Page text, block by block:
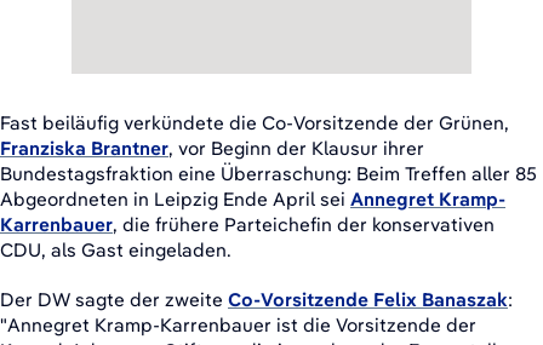
Fast beiläufig verkündete die Co-Vorsitzende der Grünen,
Franziska Brantner, vor Beginn der Klausur ihrer
Bundestagsfraktion eine Überraschung: Beim Treffen aller 85
Abgeordneten in Leipzig Ende April sei Annegret Kramp-
Karrenbauer, die frühere Parteichefin der konservativen
CDU, als Gast eingeladen.
Der DW sagte der zweite Co-Vorsitzende Felix Banaszak:
"Annegret Kramp-Karrenbauer ist die Vorsitzende der